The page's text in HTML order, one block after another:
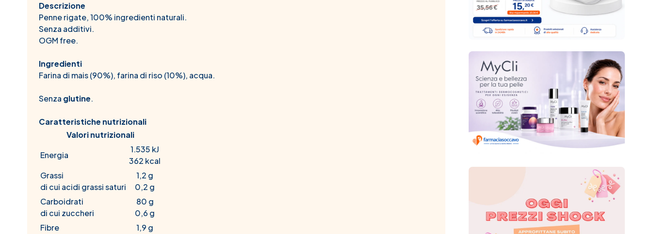
Descrizione
Penne rigate, 100% ingredienti naturali.
Senza additivi.
OGM free.
Ingredienti
Farina di mais (90%), farina di riso (10%), acqua.
Senza glutine.
Caratteristiche nutrizionali
Valori nutrizionali
Energia
1.535 kJ
362 kcal
Grassi
di cui acidi grassi saturi
1,2 g
0,2 g
Carboidrati
di cui zuccheri
80 g
0,6 g
Fibre
1,9 g